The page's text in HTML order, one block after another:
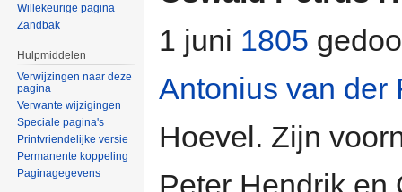
1 juni 1805
Antonius van der
Hoevel. Zijn
Peter Hendrik en
Willekeurige pagina
Zandbak
Hulpmiddelen
Verwijzingen naar deze
pagina
Verwante wijzigingen
Speciale pagina's
Printvriendelijke versie
Permanente koppeling
Paginagegevens